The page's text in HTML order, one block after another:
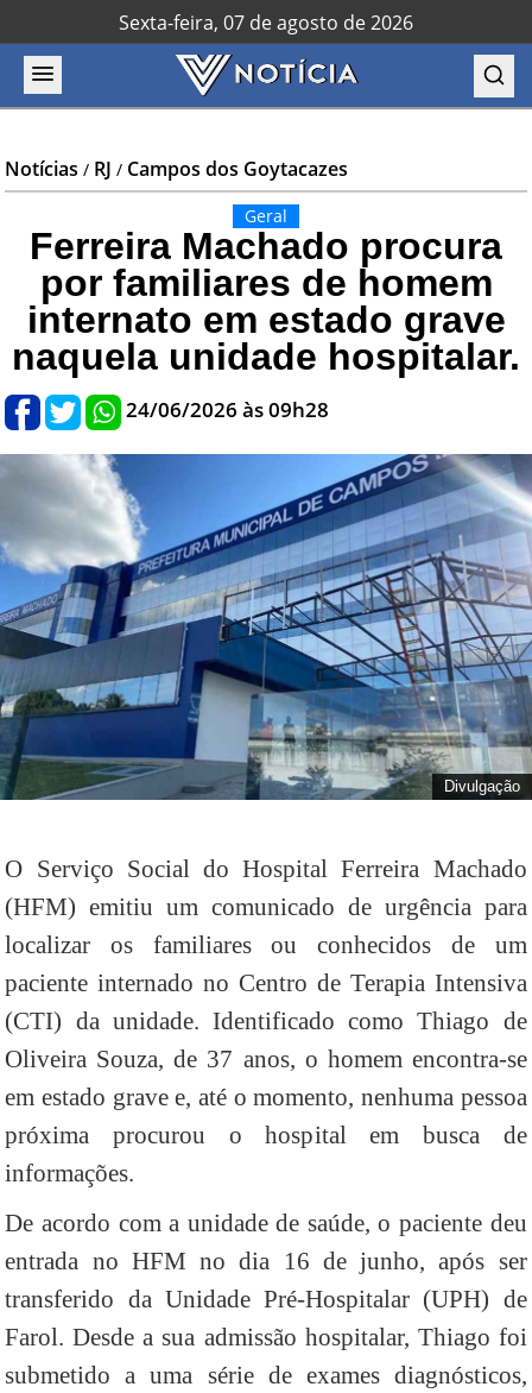
Sexta-feira, 07 de agosto de 2026
Notícias / RJ / Campos dos Goytacazes
Geral
Ferreira Machado procura
por familiares de homem
internato em estado grave
naquela unidade hospitalar.
24/06/2026 às 09h28
Divulgação
O Serviço Social do Hospital Ferreira Machado
(HFM) emitiu um comunicado de urgência para
localizar os familiares ou conhecidos de um
paciente internado no Centro de Terapia Intensiva
(CTI) da unidade. Identificado como Thiago de
Oliveira Souza, de 37 anos, o homem encontra-se
em estado grave e, até o momento, nenhuma pessoa
próxima procurou o hospital em busca de
informações.
De acordo com a unidade de saúde, o paciente deu
entrada no HFM no dia 16 de junho, após ser
transferido da Unidade Pré-Hospitalar (UPH) de
Farol. Desde a sua admissão hospitalar, Thiago foi
submetido a uma série de exames diagnósticos,